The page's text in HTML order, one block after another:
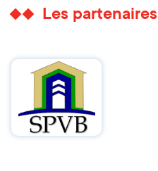
Les partenaires